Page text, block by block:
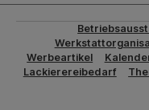
Werbeartikel
Lackierereibedarf